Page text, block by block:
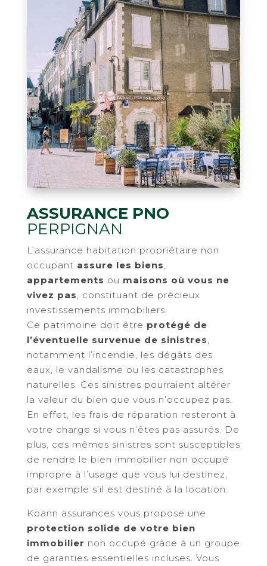
ASSURANCE PNO
PERPIGNAN
L’assurance habitation propriétaire non
occupant assure les biens,
appartements ou maisons où vous ne
vivez pas, constituant de précieux
investissements immobiliers.
Ce patrimoine doit être protégé de
l’éventuelle survenue de sinistres,
notamment l’incendie, les dégâts des
eaux, le vandalisme ou les catastrophes
naturelles. Ces sinistres pourraient altérer
la valeur du bien que vous n’occupez pas.
En effet, les frais de réparation resteront à
votre charge si vous n’êtes pas assurés. De
plus, ces mêmes sinistres sont susceptibles
de rendre le bien immobilier non occupé
impropre à l’usage que vous lui destinez,
par exemple s’il est destiné à la location.
Koann assurances vous propose une
protection solide de votre bien
immobilier non occupé grâce à un groupe
de garanties essentielles incluses. Vous